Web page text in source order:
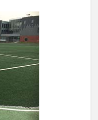
学大学留学
ベトナム語
ボランティア
留学
上海交通大学
大学
中国